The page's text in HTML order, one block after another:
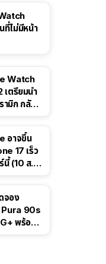
ที่ไม่มีหน้า
Watch
เตรียมนำ
ามิก กลับ
อาจขึ้น
17 เร็ว
นี้ (10 ส.ค.
จอง
Pura 90s
พร้อม